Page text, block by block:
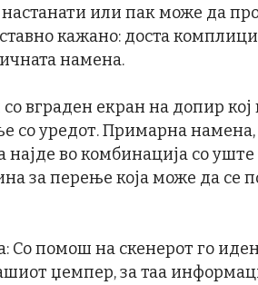
или пак може да
кажано: доста
намена.
вграден екран на допир кој
со уредот. Примарна намена,
најде во комбинација со
за перење која може да се
Со помош на скенерот го
џемпер, за таа